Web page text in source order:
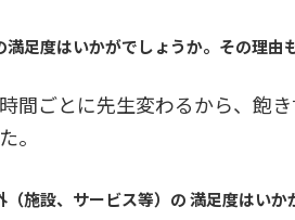
足度はいかがでしょうか。その理由
間ごとに先生変わるから、飽
。
施設、サービス等）の 満足度はい